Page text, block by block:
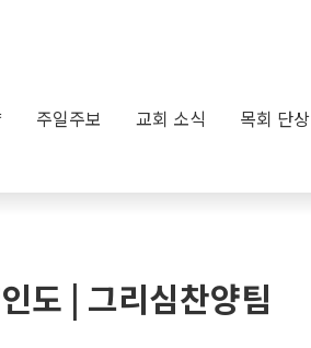
주일주보 교회 소식 목회 단상
도 | 그리심찬양팀